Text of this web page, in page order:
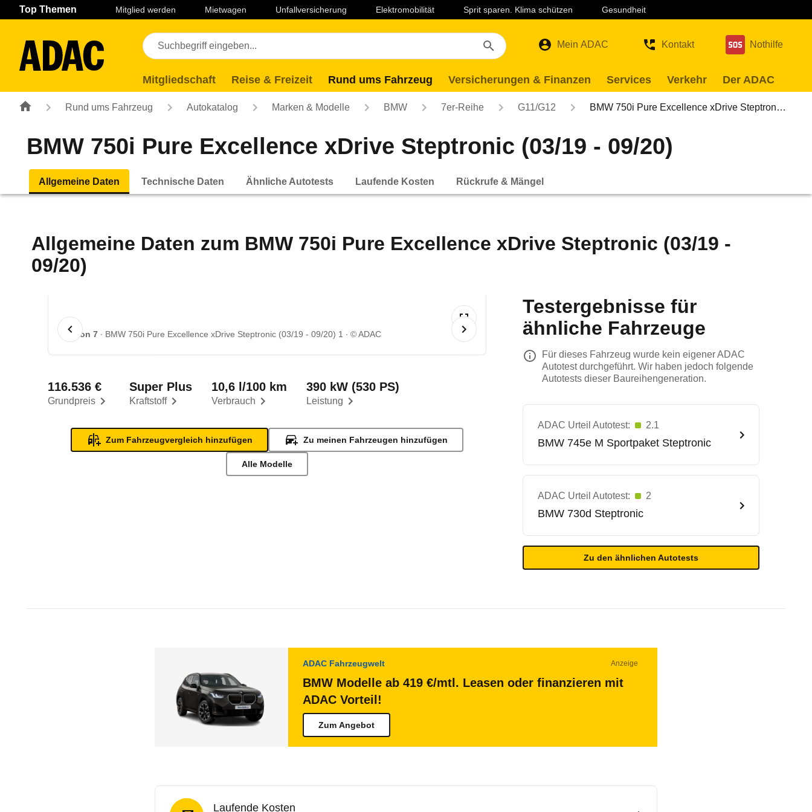
Navigation Seiteninhalt Fußzeile
Top Themen Mitglied werden Mietwagen Unfallversicherung Elektromobilität Sprit sparen. Klima schützen Gesundheit
Mein ADAC Kontakt Nothilfe
Mitgliedschaft Reise & Freizeit Rund ums Fahrzeug Versicherungen & Finanzen Services Verkehr Der ADAC
Rund ums Fahrzeug Autokatalog Marken & Modelle BMW 7er-Reihe G11/G12 BMW 750i Pure Excellence xDrive Steptron…
BMW 750i Pure Excellence xDrive Steptronic (03/19 - 09/20)
Allgemeine Daten Technische Daten Ähnliche Autotests Laufende Kosten Rückrufe & Mängel
Allgemeine Daten zum BMW 750i Pure Excellence xDrive Steptronic (03/19 -
09/20)
1 von 7 BMW 750i Pure Excellence xDrive Steptronic (03/19 - 09/20) 1 © ADAC
Grundpreis
116.536 €
Kraftstoff
Super Plus
Verbrauch
10,6 l/100 km
Leistung
390 kW (530 PS)
Zum Fahrzeugvergleich hinzufügen Zu meinen Fahrzeugen hinzufügen
Alle Modelle
Testergebnisse für
ähnliche Fahrzeuge
Für dieses Fahrzeug wurde kein eigener ADAC
Autotest durchgeführt. Wir haben jedoch folgende
Autotests dieser Baureihengeneration.
ADAC Urteil Autotest: 2.1
BMW 745e M Sportpaket Steptronic
ADAC Urteil Autotest: 2
BMW 730d Steptronic
Zu den ähnlichen Autotests
ADAC Fahrzeugwelt Anzeige
BMW Modelle ab 419 €/mtl. Leasen oder finanzieren mit
ADAC Vorteil!
Zum Angebot
Laufende Kosten